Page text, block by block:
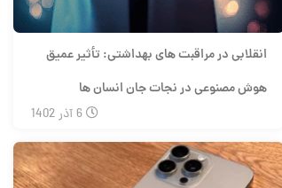
انقلابی در مراقبت های بهداشتی: تأثیر عمیق
هوش مصنوعی در نجات جان انسان ها
6 آذر1402